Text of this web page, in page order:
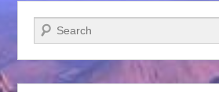
Cerca